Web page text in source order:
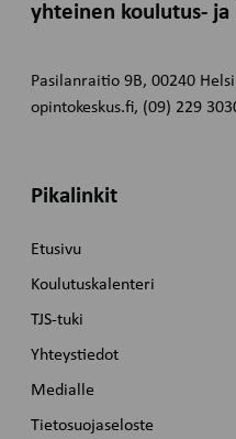
yhteinen koulutus-
Pasilanraitio 9B, 00240
opintokeskus.fi, (09) 229
Pikalinkit
Etusivu
Koulutuskalenteri
TJS-tuki
Yhteystiedot
Medialle
Tietosuojaseloste